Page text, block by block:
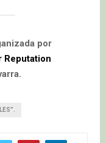
por
Reputation